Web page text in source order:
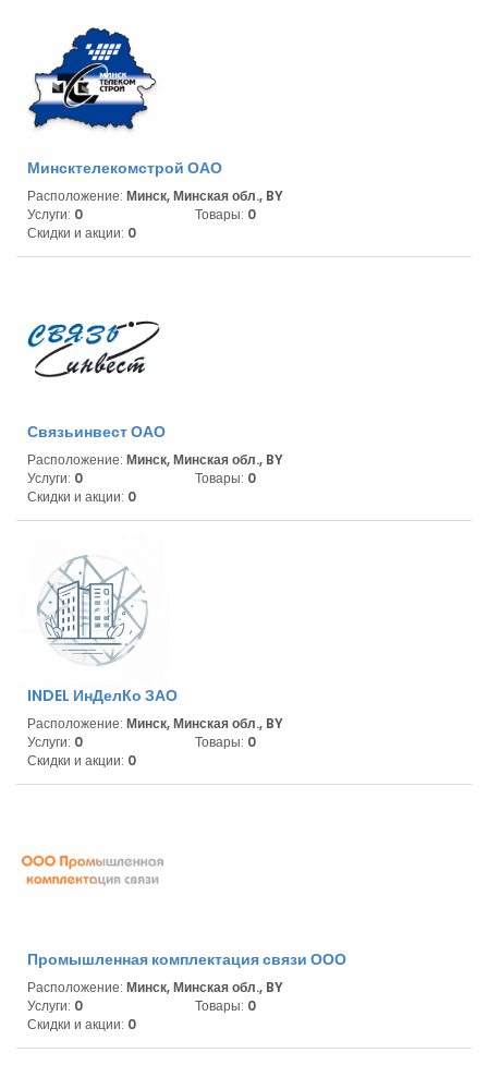
Минсктелекомстрой ОАО
Расположение: Минск, Минская обл., BY
Услуги: 0 Товары: 0
Скидки и акции: 0
Связьинвест ОАО
Расположение: Минск, Минская обл., BY
Услуги: 0 Товары: 0
Скидки и акции: 0
INDEL ИнДелКо ЗАО
Расположение: Минск, Минская обл., BY
Услуги: 0 Товары: 0
Скидки и акции: 0
Промышленная комплектация связи ООО
Расположение: Минск, Минская обл., BY
Услуги: 0 Товары: 0
Скидки и акции: 0